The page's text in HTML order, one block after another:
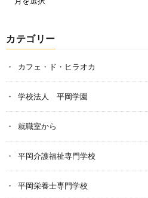
カテゴリー
カフェ・ド・ヒラオカ
学校法人 平岡学園
就職室から
平岡介護福祉専門学校
平岡栄養士専門学校